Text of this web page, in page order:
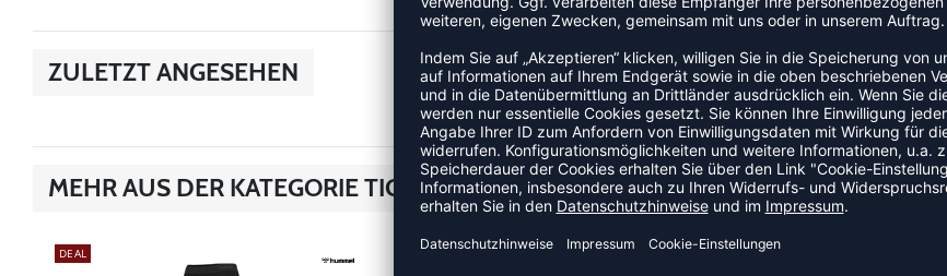
ZULETZT ANGESEHEN
MEHR AUS DER KATEGORIE TIGHTS
DEAL DEAL DEAL